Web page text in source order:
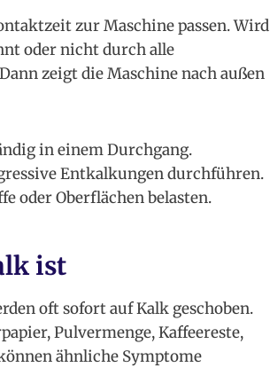
zur Maschine passen. Wird
oder nicht durch alle
zeigt die Maschine nach außen
in einem Durchgang.
Entkalkungen durchführen.
oder Oberflächen belasten.
ist
oft sofort auf Kalk geschoben.
Pulvermenge, Kaffeereste,
ähnliche Symptome